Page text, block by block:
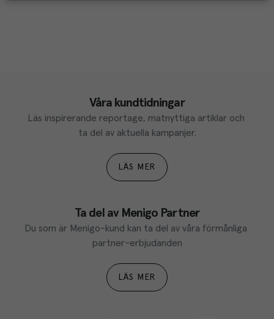
Våra kundtidningar
Läs inspirerande reportage, matnyttiga artiklar och
ta del av aktuella kampanjer.
LÄS MER
Ta del av Menigo Partner
Du som är Menigo-kund kan ta del av våra förmånliga
partner-erbjudanden
LÄS MER